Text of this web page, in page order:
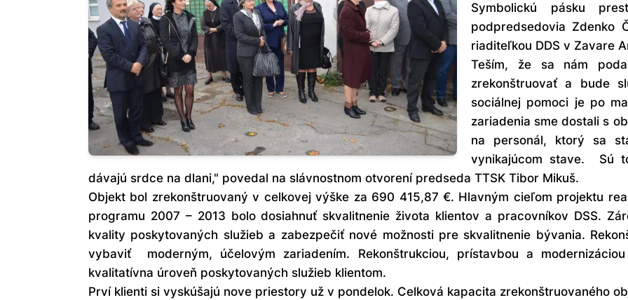
Symbolickú pásku
podpredsedovia Zdenko
riaditeľkou DDS v Zavare
Teším, že sa nám
zrekonštruovať a bude
sociálnej pomoci je po
zariadenia sme dostali s
na personál, ktorý sa
vynikajúcom stave. Sú
dávajú srdce na dlani," povedal na slávnostnom otvorení predseda TTSK Tibor Mikuš.
Objekt bol zrekonštruovaný v celkovej výške za 690 415,87 €. Hlavným cieľom projektu
programu 2007 – 2013 bolo dosiahnuť skvalitnenie života klientov a pracovníkov DSS.
kvality poskytovaných služieb a zabezpečiť nové možnosti pre skvalitnenie bývania.
vybaviť moderným, účelovým zariadením. Rekonštrukciou, prístavbou a
kvalitatívna úroveň poskytovaných služieb klientom.
Prví klienti si vyskúšajú nove priestory už v pondelok. Celková kapacita zrekonštruovaného